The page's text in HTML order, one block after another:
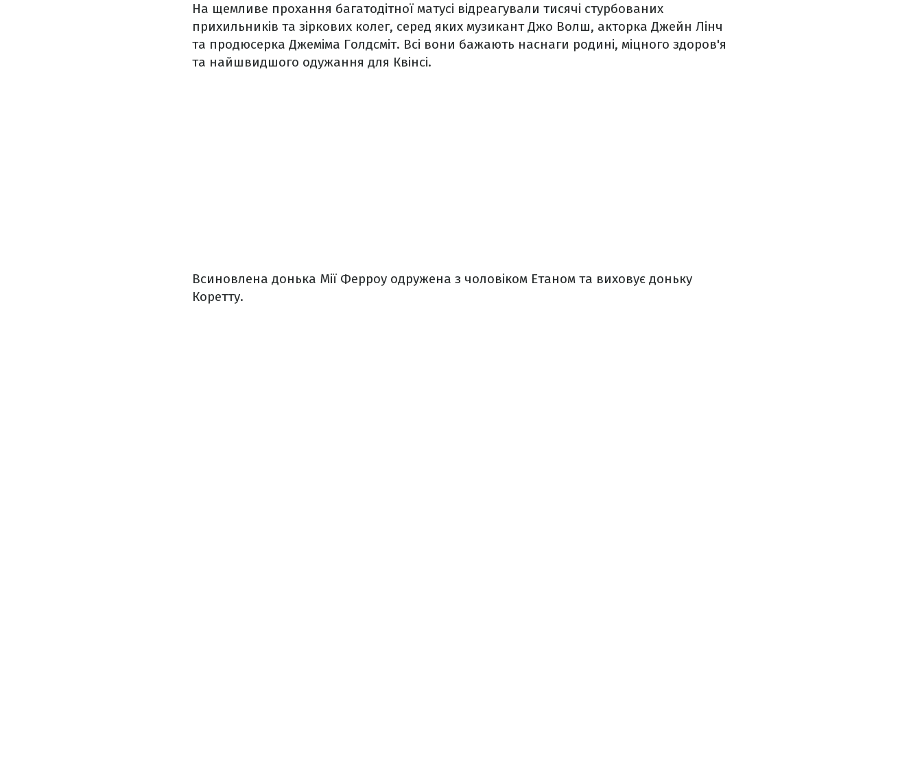
На щемливе прохання багатодітної матусі відреагували тисячі стурбованих
прихильників та зіркових колег, серед яких музикант Джо Волш, акторка Джейн Лінч
та продюсерка Джеміма Голдсміт. Всі вони бажають наснаги родині, міцного здоров'я
та найшвидшого одужання для Квінсі.
Всиновлена донька Мії Ферроу одружена з чоловіком Етаном та виховує доньку
Коретту.